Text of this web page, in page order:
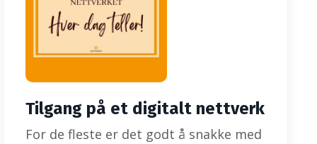
Tilgang på et digitalt nettverk
For de fleste er det godt å snakke med